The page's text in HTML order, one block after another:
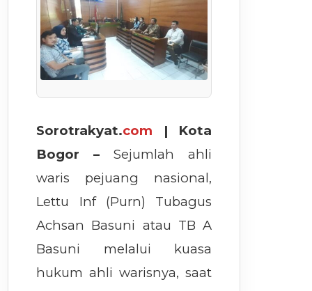
Sorotrakyat.com | Kota
Bogor –Sejumlah ahli
waris pejuang nasional,
Lettu Inf (Purn) Tubagus
Achsan Basuni atau TB A
Basuni melalui kuasa
hukum ahli warisnya, saat